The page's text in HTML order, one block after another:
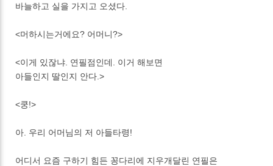
바늘하고 실을 가지고 오셨다.
<머하시는거에요? 어머니?>
<이게 있잖냐. 연필점인데. 이거 해보면
아들인지 딸인지 안다.>
<쿵!>
아. 우리 어머님의 저 아들타령!
어디서 요즘 구하기 힘든 꽁다리에 지우개달린 연필은